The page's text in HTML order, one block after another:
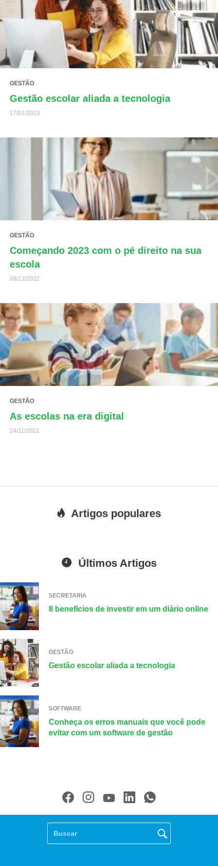
GESTÃO
Gestão escolar aliada a tecnologia
17/01/2023
GESTÃO
Começando 2023 com o pé direito na sua
escola
08/12/2022
GESTÃO
As escolas na era digital
24/11/2022
Artigos populares
Últimos Artigos
SECRETARIA
8 benefícios de investir em um diário online
GESTÃO
Gestão escolar aliada a tecnologia
SOFTWARE
Conheça os erros manuais que você pode
evitar com um software de gestão